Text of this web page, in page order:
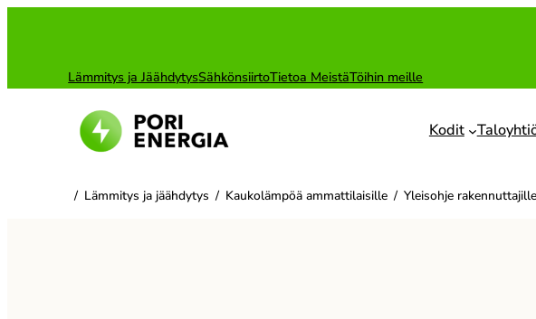
Lämmitys ja JäähdytysSähkönsiirtoTietoa MeistäTöihin meille
Kodit
/ Lämmitys ja jäähdytys / Kaukolämpöä ammattilaisille / Yleisohje